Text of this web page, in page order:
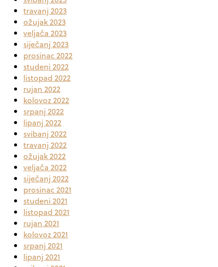
travanj 2023
ožujak 2023
veljača 2023
siječanj 2023
prosinac 2022
studeni 2022
listopad 2022
rujan 2022
kolovoz 2022
srpanj 2022
lipanj 2022
svibanj 2022
travanj 2022
ožujak 2022
veljača 2022
siječanj 2022
prosinac 2021
studeni 2021
listopad 2021
rujan 2021
kolovoz 2021
srpanj 2021
lipanj 2021